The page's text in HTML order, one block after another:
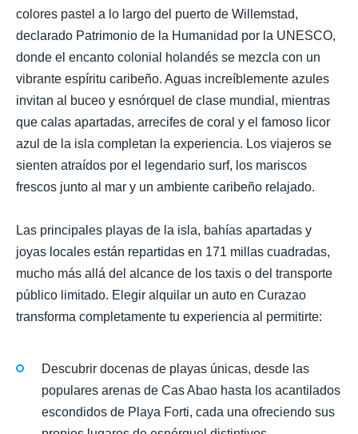
colores pastel a lo largo del puerto de Willemstad,
declarado Patrimonio de la Humanidad por la UNESCO,
donde el encanto colonial holandés se mezcla con un
vibrante espíritu caribeño. Aguas increíblemente azules
invitan al buceo y esnórquel de clase mundial, mientras
que calas apartadas, arrecifes de coral y el famoso licor
azul de la isla completan la experiencia. Los viajeros se
sienten atraídos por el legendario surf, los mariscos
frescos junto al mar y un ambiente caribeño relajado.
Las principales playas de la isla, bahías apartadas y
joyas locales están repartidas en 171 millas cuadradas,
mucho más allá del alcance de los taxis o del transporte
público limitado. Elegir alquilar un auto en Curazao
transforma completamente tu experiencia al permitirte:
Descubrir docenas de playas únicas, desde las
populares arenas de Cas Abao hasta los acantilados
escondidos de Playa Forti, cada una ofreciendo sus